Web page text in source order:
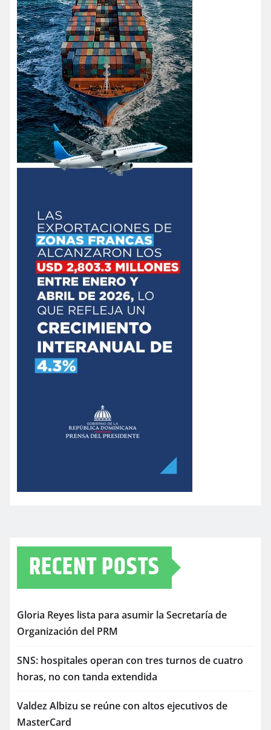
RECENT POSTS
Gloria Reyes lista para asumir la Secretaría de
Organización del PRM
SNS: hospitales operan con tres turnos de cuatro
horas, no con tanda extendida
Valdez Albizu se reúne con altos ejecutivos de
MasterCard